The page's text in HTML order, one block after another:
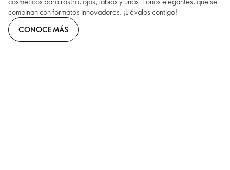
combinan con formatos innovadores. ¡Llévalos contigo!
CONOCE MÁS